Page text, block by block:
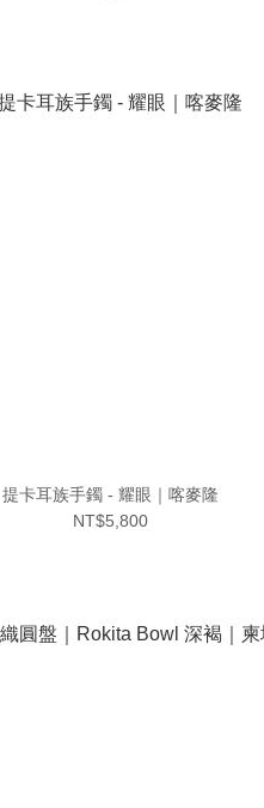
提卡耳族手鐲 - 耀眼｜喀麥隆
NT$5,800